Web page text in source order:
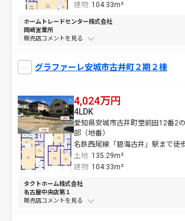
建物 104.33m²
ホームトレードセンター株式会社
岡崎営業所
販売店コメントを
グラファーレ安城市古井町２期２棟
4,024万円
愛知県安城市古井町堂前田12番2
部（地番）
名鉄西尾線「碧海古井」駅まで徒
土地 135.29m²
4LDK
建物 104.33m²
タクトホーム株式会社
名古屋中央店第１
販売店コメントを